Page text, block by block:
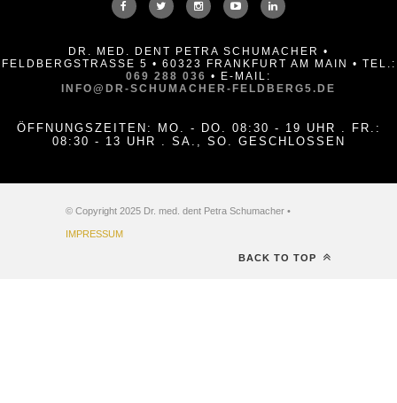
DR. MED. DENT PETRA SCHUMACHER •
FELDBERGSTRASSE 5 • 60323 FRANKFURT AM MAIN • TEL.:
069 288 036 • E-MAIL:
INFO@DR-SCHUMACHER-FELDBERG5.DE
ÖFFNUNGSZEITEN: MO. - DO. 08:30 - 19 UHR . FR.:
08:30 - 13 UHR . SA., SO. GESCHLOSSEN
© Copyright 2025 Dr. med. dent Petra Schumacher •
IMPRESSUM
BACK TO TOP